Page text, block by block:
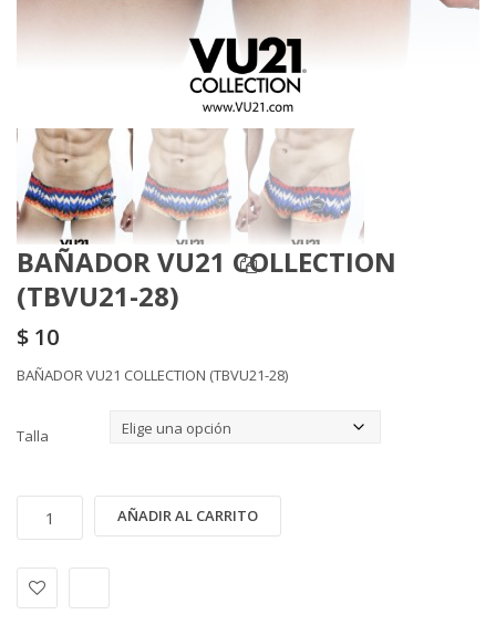
BAÑADOR VU21 COLLECTION
(TBVU21-28)
$ 10
BAÑADOR VU21 COLLECTION (TBVU21-28)
Talla
VU21
(TBVU21-
28)
AÑADIR AL CARRITO